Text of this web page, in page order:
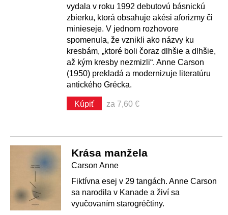
vydala v roku 1992 debutovú básnickú
zbierku, ktorá obsahuje akési aforizmy či
minieseje. V jednom rozhovore
spomenula, že vznikli ako názvy ku
kresbám, „ktoré boli čoraz dlhšie a dlhšie,
až kým kresby nezmizli“. Anne Carson
(1950) prekladá a modernizuje literatúru
antického Grécka.
Kúpiť za 7,60 €
Krása manžela
Carson Anne
Fiktívna esej v 29 tangách. Anne Carson
sa narodila v Kanade a živí sa
vyučovaním starogréčtiny.